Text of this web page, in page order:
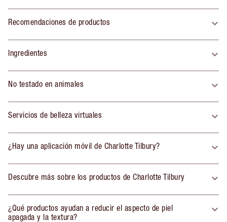
Recomendaciones de productos
Ingredientes
No testado en animales
Servicios de belleza virtuales
¿Hay una aplicación móvil de Charlotte Tilbury?
Descubre más sobre los productos de Charlotte Tilbury
¿Qué productos ayudan a reducir el aspecto de piel
apagada y la textura?